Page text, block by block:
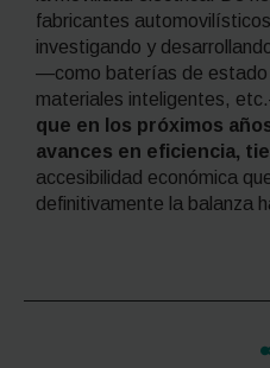
fabricantes
investigando y
—como baterías de estado
materiales inteligentes,
que en los próximos
avances en eficiencia,
accesibilidad económica
definitivamente la balanza